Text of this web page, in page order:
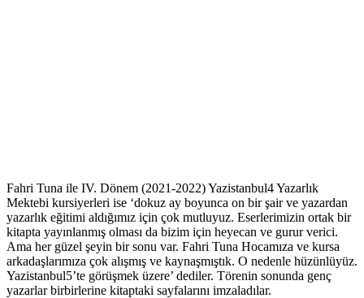
Fahri Tuna ile IV. Dönem (2021-2022) Yazistanbul4 Yazarlık
Mektebi kursiyerleri ise ‘dokuz ay boyunca on bir şair ve yazardan
yazarlık eğitimi aldığımız için çok mutluyuz. Eserlerimizin ortak bir
kitapta yayınlanmış olması da bizim için heyecan ve gurur verici.
Ama her güzel şeyin bir sonu var. Fahri Tuna Hocamıza ve kursa
arkadaşlarımıza çok alışmış ve kaynaşmıştık. O nedenle hüzünlüyüz.
Yazistanbul5’te görüşmek üzere’ dediler. Törenin sonunda genç
yazarlar birbirlerine kitaptaki sayfalarını imzaladılar.